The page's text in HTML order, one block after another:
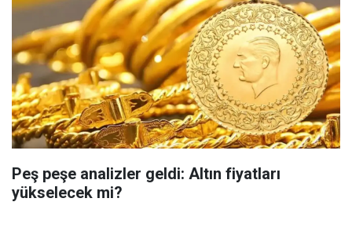
Peş peşe analizler geldi: Altın fiyatları
yükselecek mi?